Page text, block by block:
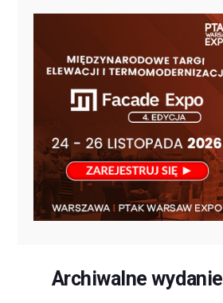
Archiwalne wydanie